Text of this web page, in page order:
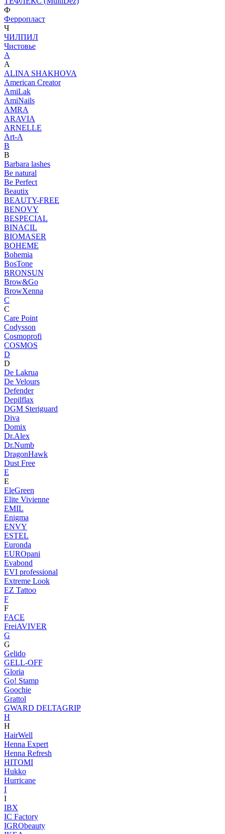
Ф
Ферропласт
Ч
ЧИЛПИЛ
Чистовье
A
A
ALINA SHAKHOVA
American Creator
AmiLak
AmiNails
AMRA
ARAVIA
ARNELLE
Art-A
B
B
Barbara lashes
Be natural
Be Perfect
Beautix
BEAUTY-FREE
BENOVY
BESPECIAL
BINACIL
BIOMASER
BOHEME
Bohemia
BosTone
BRONSUN
Brow&Go
BrowXenna
C
C
Care Point
Codysson
Cosmoprofi
COSMOS
D
D
De Lakrua
De Velours
Defender
Depilflax
DGM Steriguard
Diva
Domix
Dr.Alex
Dr.Numb
DragonHawk
Dust Free
E
E
EleGreen
Elite Vivienne
EMIL
Enigma
ENVY
ESTEL
Euronda
EUROpani
Evabond
EVI professional
Extreme Look
EZ Tattoo
F
F
FACE
FreiAVIVER
G
G
Gelido
GELL-OFF
Gloria
Go! Stamp
Goochie
Grattol
GWARD DELTAGRIP
H
H
HairWell
Henna Expert
Henna Refresh
HITOMI
Hukko
Hurricane
I
I
IBX
IC Factory
IGRObeauty